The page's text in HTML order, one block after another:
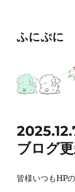
ふにぷに
ブログ
皆様いつもHP